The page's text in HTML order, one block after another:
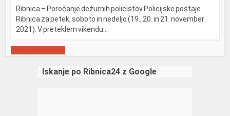
Ribnica – Poročanje dežurnih policistov Policijske postaje
Ribnica za petek, soboto in nedeljo (19., 20. in 21. november
2021): V preteklem vikendu...
Iskanje po Ribnica24 z Google